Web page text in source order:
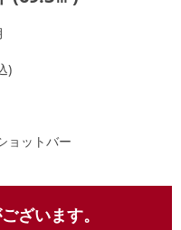
)
ョットバー
ざいます。